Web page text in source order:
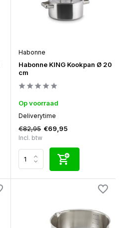
Habonne
Habonne KING Kookpan Ø 20
cm
Op voorraad
Deliverytime
€82,95 €69,95
Incl. btw